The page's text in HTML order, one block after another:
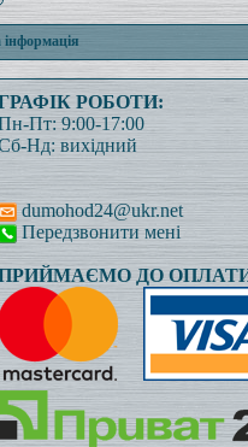
РОБОТИ:
Пт: 9:00-17:00
Нд: вихідний
dumohod24@ukr.net
Передзвонити мені
ДО